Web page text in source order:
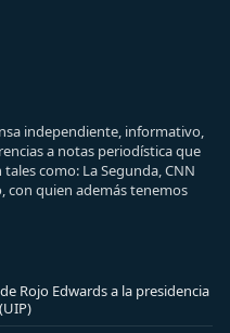
independiente, informativo,
a notas periodística que
como: La Segunda, CNN
con quien además tenemos
Rojo Edwards a la presidencia